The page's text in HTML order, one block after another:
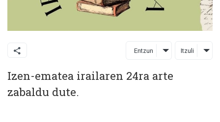
Entzun Itzuli
Izen-ematea irailaren 24ra arte
zabaldu dute.